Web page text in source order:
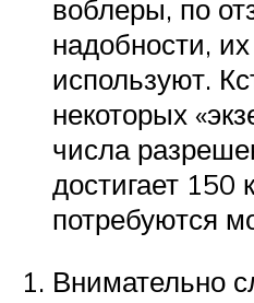
воблеры, по
надобности,
используют.
некоторых
числа
достигает 150
потребуются
Внимательно